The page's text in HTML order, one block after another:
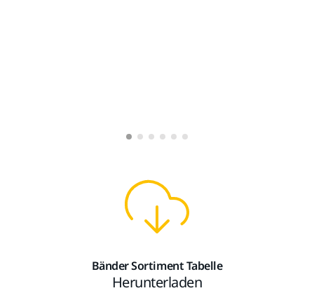
Bänder Sortiment Tabelle
Herunterladen